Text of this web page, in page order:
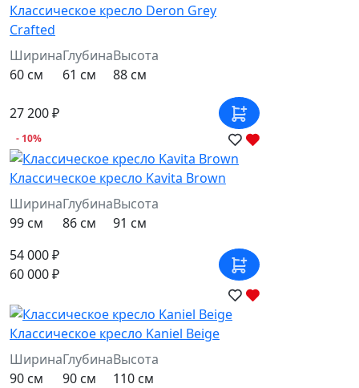
Классическое кресло Deron Grey
Crafted
Ширина
60 см
Глубина
61 см
Высота
88 см
27 200 ₽
- 10%
Классическое кресло Kavita Brown
Ширина
99 см
Глубина
86 см
Высота
91 см
54 000 ₽
60 000 ₽
Классическое кресло Kaniel Beige
Ширина
90 см
Глубина
90 см
Высота
110 см